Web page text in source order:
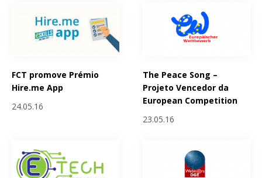
FCT promove Prémio
Hire.me App
24.05.16
The Peace Song –
Projeto Vencedor da
European Competition
23.05.16